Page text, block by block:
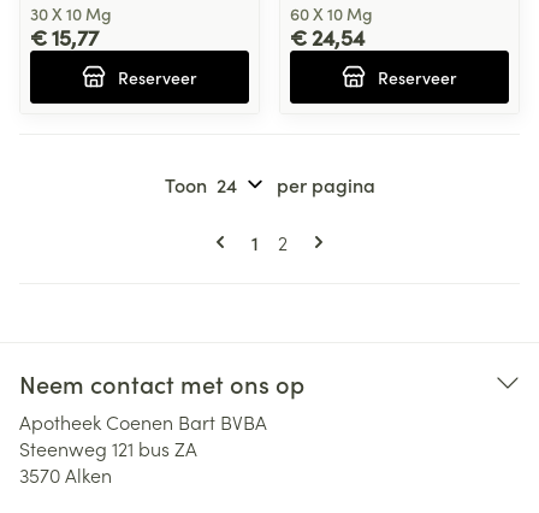
30 X 10 Mg
€ 15,77
Reserveer
60 X 10 Mg
€ 24,54
Reserveer
Pagina's
U lees momenteel pagina
1 Pagina
2
Toon per pagina
Neem contact met ons op
Apotheek Coenen Bart BVBA
Steenweg 121 bus ZA
3570Alken